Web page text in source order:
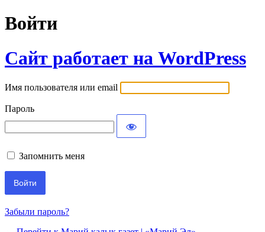
Войти
Сайт работает на WordPress
Имя пользователя или email
Пароль
Запомнить меня
Забыли пароль?